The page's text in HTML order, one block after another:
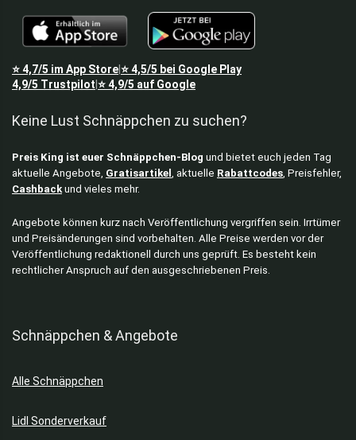
⭐4,7/5 im App Store⭐4,5/5 bei Google Play
4,9/5 Trustpilot ⭐4,9/5 auf Google
Keine Lust Schnäppchen zu suchen?
Preis King ist euer Schnäppchen-Blog und bietet euch jeden Tag
aktuelle Angebote, Gratisartikel , aktuelle Rabattcodes , Preisfehler,
Cashback und vieles mehr.
Angebote können kurz nach Veröffentlichung vergriffen sein. Irrtümer
und Preisänderungen sind vorbehalten. Alle Preise werden vor der
Veröffentlichung redaktionell durch uns geprüft. Es besteht kein
rechtlicher Anspruch auf den ausgeschriebenen Preis.
Schnäppchen & Angebote
Alle Schnäppchen
Lidl Sonderverkauf